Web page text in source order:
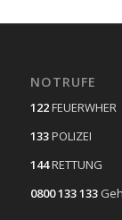
NOTRUFE
122FEUERWHER
133POLIZEI
144RETTUNG
0800 133 133